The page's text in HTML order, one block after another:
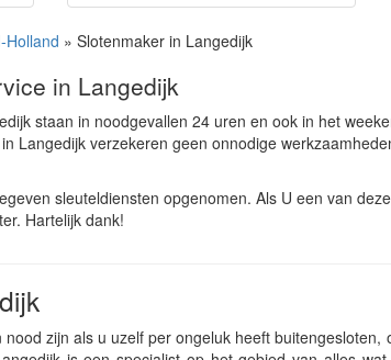
Holland » Slotenmaker in Langedijk
in Langedijk
staan in noodgevallen 24 uren en ook in het
Langedijk verzekeren geen onnodige
sleuteldiensten opgenomen. Als U een van
Hartelijk dank!
zijn als u uzelf per ongeluk heeft